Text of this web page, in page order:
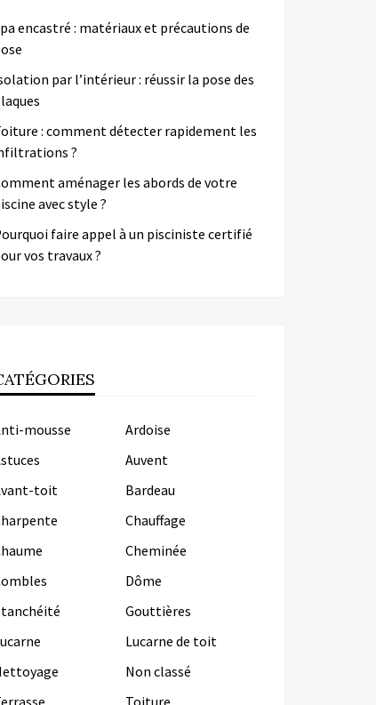
encastré : matériaux et précautions de
par l’intérieur : réussir la pose des
: comment détecter rapidement les
?
aménager les abords de votre
avec style ?
faire appel à un pisciniste certifié
vos travaux ?
mousse
Ardoise
Auvent
toit
Bardeau
Chauffage
Cheminée
Dôme
Gouttières
Lucarne de toit
Non classé
Toiture